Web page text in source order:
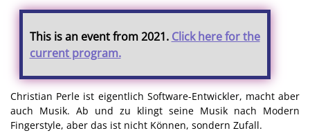
This is an event from 2021. Click here for the
current program.
Christian Perle ist eigentlich Software-Entwickler, macht aber
auch Musik. Ab und zu klingt seine Musik nach Modern
Fingerstyle, aber das ist nicht Können, sondern Zufall.